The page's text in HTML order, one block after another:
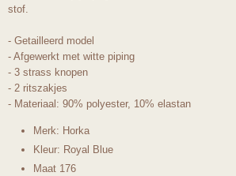
stof.
- Getailleerd model
- Afgewerkt met witte piping
- 3 strass knopen
- 2 ritszakjes
- Materiaal: 90% polyester, 10% elastan
Merk: Horka
Kleur: Royal Blue
Maat 176